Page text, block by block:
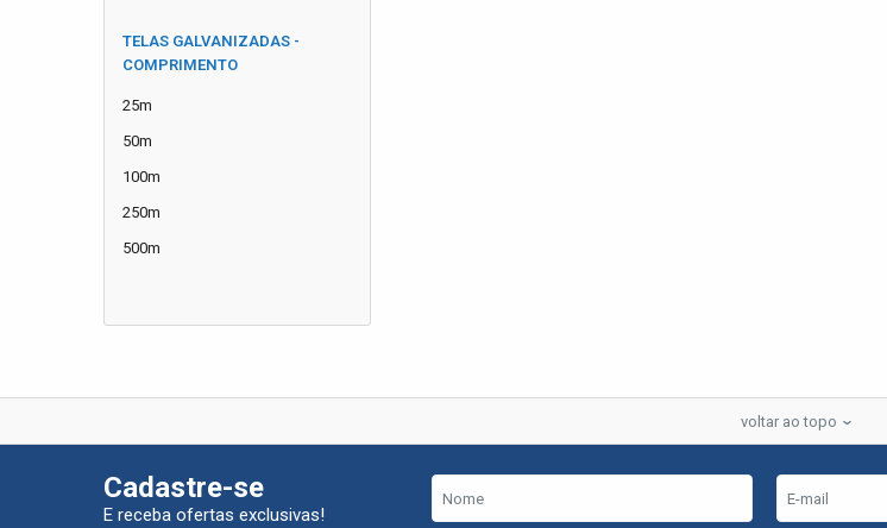
TELAS GALVANIZADAS -
COMPRIMENTO
25m
50m
100m
250m
500m
voltar ao topo
Cadastre-se
E receba ofertas exclusivas!